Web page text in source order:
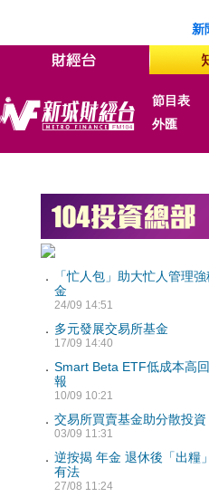
新
節目表
外匯
．
「忙人包」助大忙人管理
金
24/09 14:51
． 多元發展交易所基金
17/09 14:40
． Smart Beta ETF低成本高回
報
10/09 10:21
． 交易所買賣基金助分散投資
03/09 11:31
． 逆按揭 年金 退休後「出糧」
有法
27/08 11:24